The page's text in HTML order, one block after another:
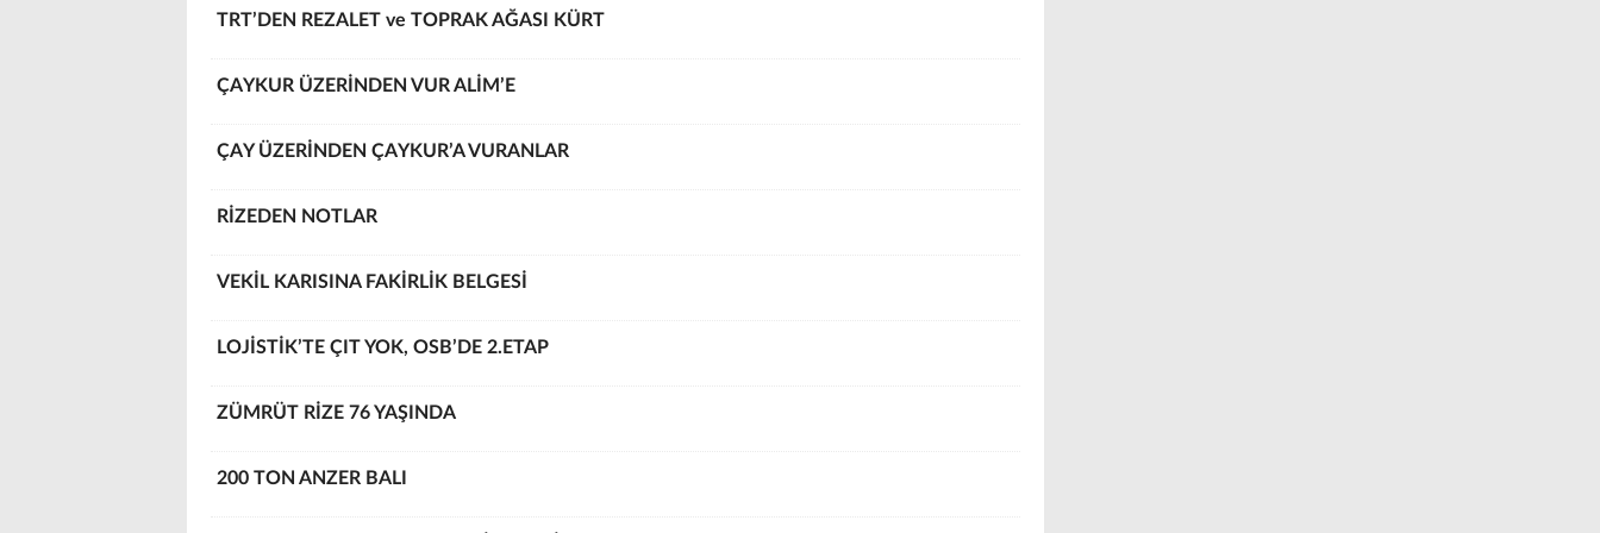
TRT’DEN REZALET ve TOPRAK AĞASI KÜRT
ÇAYKUR ÜZERİNDEN VUR ALİM’E
ÇAY ÜZERİNDEN ÇAYKUR’A VURANLAR
RİZEDEN NOTLAR
VEKİL KARISINA FAKİRLİK BELGESİ
LOJİSTİK’TE ÇIT YOK, OSB’DE 2.ETAP
ZÜMRÜT RİZE 76 YAŞINDA
200 TON ANZER BALI